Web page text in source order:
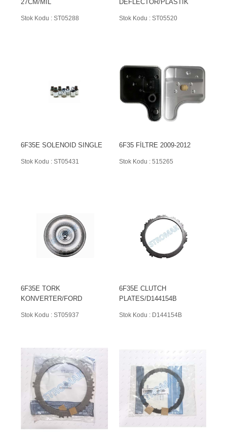
27CM/MİL
Stok Kodu : ST05288
DEFLECTOR/PLASTİK
Stok Kodu : ST05520
6F35E SOLENOID SINGLE
Stok Kodu : ST05431
6F35 FİLTRE 2009-2012
Stok Kodu : 515265
6F35E TORK
KONVERTER/FORD
Stok Kodu : ST05937
6F35E CLUTCH
PLATES/D144154B
Stok Kodu : D144154B